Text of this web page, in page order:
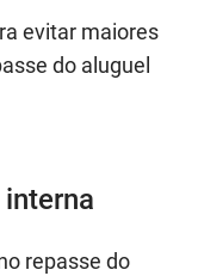
evitar maiores
do aluguel
repasse do